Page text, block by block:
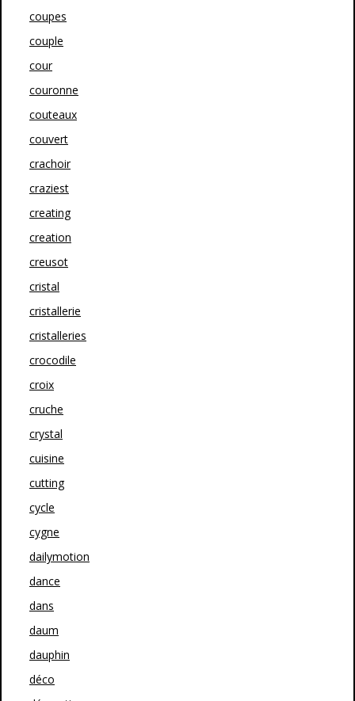
coupes
couple
cour
couronne
couteaux
couvert
crachoir
craziest
creating
creation
creusot
cristal
cristallerie
cristalleries
crocodile
croix
cruche
crystal
cuisine
cutting
cycle
cygne
dailymotion
dance
dans
daum
dauphin
déco